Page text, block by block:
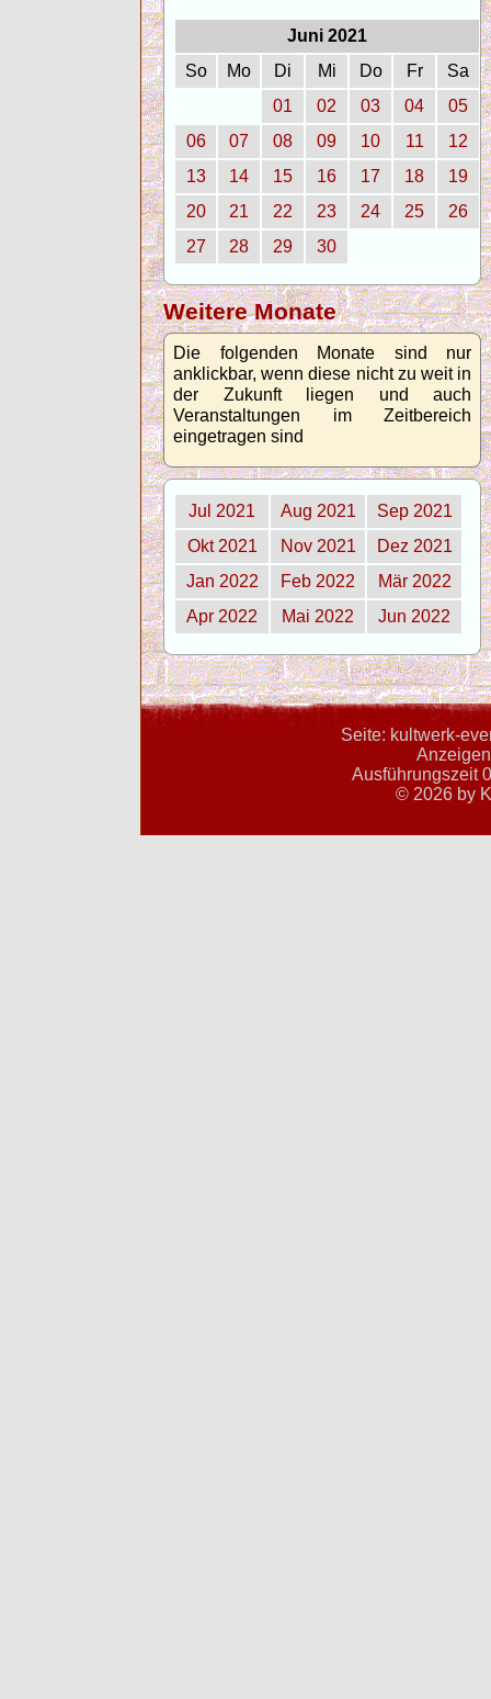
Juni 2021
So
Mo Di Mi Do Fr
Sa
01
02 03 04
05
06
07 08 09 10 11
12
13
14 15 16 17 18
19
20
21 22 23 24 25
26
27
28 29 30
Weitere Monate
Die folgenden Monate sind nur
anklickbar, wenn diese nicht zu weit in
der Zukunft liegen und auch
Veranstaltungen im Zeitbereich
eingetragen sind
Jul 2021 Aug 2021
Sep 2021
Okt 2021
Nov 2021
Dez 2021
Jan 2022
Feb 2022
Mär 2022
Apr 2022
Mai 2022 Jun 2022
Seite: kultwerk-
Ausführungszeit
© 2026 by